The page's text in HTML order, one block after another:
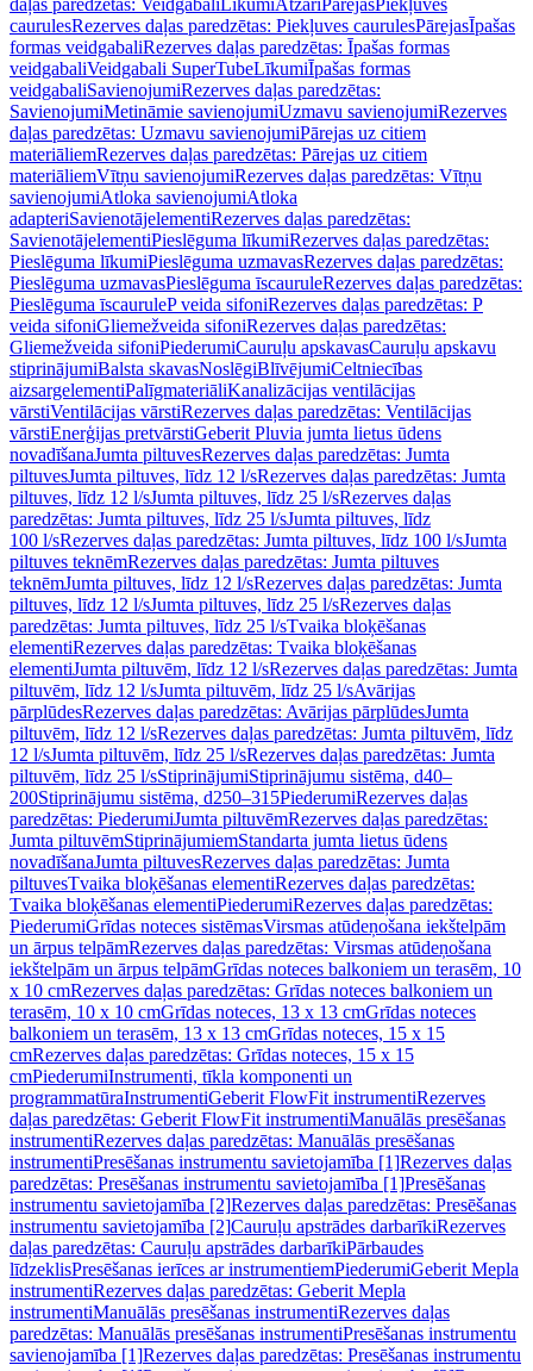
daļas paredzētas: Veidgabali LīkumiAtzari PārejasPiekļuves
caurulesRezerves daļas paredzētas: Piekļuves caurulesPārejasĪpašas
formas veidgabaliRezerves daļas paredzētas: Īpašas formas
veidgabaliVeidgabali SuperTubeLīkumiĪpašas formas
veidgabaliSavienojumiRezerves daļas paredzētas:
SavienojumiMetināmie savienojumiUzmavu savienojumiRezerves
daļas paredzētas: Uzmavu savienojumiPārejas uz citiem
materiāliemRezerves daļas paredzētas: Pārejas uz citiem
materiāliemVītņu savienojumiRezerves daļas paredzētas: Vītņu
savienojumiAtloka savienojumiAtloka
adapteriSavienotājelementiRezerves daļas paredzētas:
SavienotājelementiPieslēguma līkumiRezerves daļas paredzētas:
Pieslēguma līkumiPieslēguma uzmavasRezerves daļas paredzētas:
Pieslēguma uzmavasPieslēguma īscauruleRezerves daļas paredzētas:
Pieslēguma īscauruleP veida sifoniRezerves daļas paredzētas: P
veida sifoniGliemežveida sifoniRezerves daļas paredzētas:
Gliemežveida sifoniPiederumiCauruļu apskavasCauruļu apskavu
stiprinājumiBalsta skavasNoslēgiBlīvējumiCeltniecības
aizsargelementiPalīgmateriāliKanalizācijas ventilācijas
vārstiVentilācijas vārstiRezerves daļas paredzētas: Ventilācijas
vārstiEnerģijas pretvārstiGeberit Pluvia jumta lietus ūdens
novadīšanaJumta piltuvesRezerves daļas paredzētas: Jumta
piltuvesJumta piltuves, līdz 12 l/sRezerves daļas paredzētas: Jumta
piltuves, līdz 12 l/sJumta piltuves, līdz 25 l/sRezerves daļas
paredzētas: Jumta piltuves, līdz 25 l/sJumta piltuves, līdz
100 l/sRezerves daļas paredzētas: Jumta piltuves, līdz 100 l/sJumta
piltuves teknēmRezerves daļas paredzētas: Jumta piltuves
teknēmJumta piltuves, līdz 12 l/sRezerves daļas paredzētas: Jumta
piltuves, līdz 12 l/sJumta piltuves, līdz 25 l/sRezerves daļas
paredzētas: Jumta piltuves, līdz 25 l/sTvaika bloķēšanas
elementiRezerves daļas paredzētas: Tvaika bloķēšanas
elementiJumta piltuvēm, līdz 12 l/sRezerves daļas paredzētas: Jumta
piltuvēm, līdz 12 l/sJumta piltuvēm, līdz 25 l/sAvārijas
pārplūdesRezerves daļas paredzētas: Avārijas pārplūdesJumta
piltuvēm, līdz 12 l/sRezerves daļas paredzētas: Jumta piltuvēm, līdz
12 l/sJumta piltuvēm, līdz 25 l/sRezerves daļas paredzētas: Jumta
piltuvēm, līdz 25 l/sStiprinājumiStiprinājumu sistēma, d40–
200Stiprinājumu sistēma, d250–315PiederumiRezerves daļas
paredzētas: PiederumiJumta piltuvēmRezerves daļas paredzētas:
Jumta piltuvēmStiprinājumiemStandarta jumta lietus ūdens
novadīšanaJumta piltuvesRezerves daļas paredzētas: Jumta
piltuvesTvaika bloķēšanas elementiRezerves daļas paredzētas:
Tvaika bloķēšanas elementiPiederumiRezerves daļas paredzētas:
PiederumiGrīdas noteces sistēmasVirsmas atūdeņošana iekštelpām
un ārpus telpāmRezerves daļas paredzētas: Virsmas atūdeņošana
iekštelpām un ārpus telpāmGrīdas noteces balkoniem un terasēm, 10
x 10 cmRezerves daļas paredzētas: Grīdas noteces balkoniem un
terasēm, 10 x 10 cmGrīdas noteces, 13 x 13 cmGrīdas noteces
balkoniem un terasēm, 13 x 13 cmGrīdas noteces, 15 x 15
cmRezerves daļas paredzētas: Grīdas noteces, 15 x 15
cmPiederumiInstrumenti, tīkla komponenti un
programmatūraInstrumentiGeberit FlowFit instrumentiRezerves
daļas paredzētas: Geberit FlowFit instrumentiManuālās presēšanas
instrumentiRezerves daļas paredzētas: Manuālās presēšanas
instrumentiPresēšanas instrumentu savietojamība [1]Rezerves daļas
paredzētas: Presēšanas instrumentu savietojamība [1]Presēšanas
instrumentu savietojamība [2]Rezerves daļas paredzētas: Presēšanas
instrumentu savietojamība [2]Cauruļu apstrādes darbarīkiRezerves
daļas paredzētas: Cauruļu apstrādes darbarīkiPārbaudes
līdzeklisPresēšanas ierīces ar instrumentiemPiederumiGeberit Mepla
instrumentiRezerves daļas paredzētas: Geberit Mepla
instrumentiManuālās presēšanas instrumentiRezerves daļas
paredzētas: Manuālās presēšanas instrumentiPresēšanas instrumentu
savienojamība [1]Rezerves daļas paredzētas: Presēšanas instrumentu